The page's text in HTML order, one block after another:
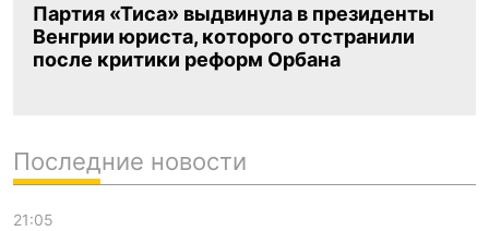
Партия «Тиса» выдвинула в президенты
Венгрии юриста, которого отстранили
после критики реформ Орбана
Последние новости
21:05